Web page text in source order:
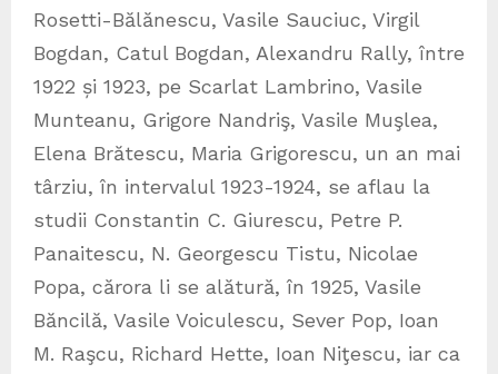
Rosetti-Bălănescu, Vasile Sauciuc, Virgil
Bogdan, Catul Bogdan, Alexandru Rally, între
1922 și 1923, pe Scarlat Lambrino, Vasile
Munteanu, Grigore Nandriş, Vasile Muşlea,
Elena Brătescu, Maria Grigorescu, un an mai
târziu, în intervalul 1923-1924, se aflau la
studii Constantin C. Giurescu, Petre P.
Panaitescu, N. Georgescu Tistu, Nicolae
Popa, cărora li se alătură, în 1925, Vasile
Băncilă, Vasile Voiculescu, Sever Pop, Ioan
M. Raşcu, Richard Hette, Ioan Niţescu, iar ca